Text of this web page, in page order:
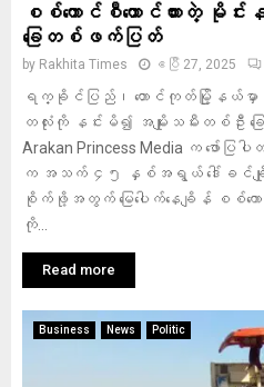
စစ်ကောင်စီထောင်ထားတဲ့ မိုင်
ခြေတစ်ဖက်ပြတ်
by Rakhita Times ဧပြီ 27, 2025
ရက္ခိုင်ပြည်၊ တောင်ကုတ်မြို့နယ်မှာ
တလုံးကို နင်းမိ၍ အမျိုးသမီးတစ်ဦး
Arakan Princess Media က ဖော်
က အသက် ၄၅ နှစ်အရွယ် ဒေါ်ခင်ခ
စိုက်ဖို့အတွက် မြေပေါက်နေချိန် စစ်က
ကို...
Read more
Business News Politic